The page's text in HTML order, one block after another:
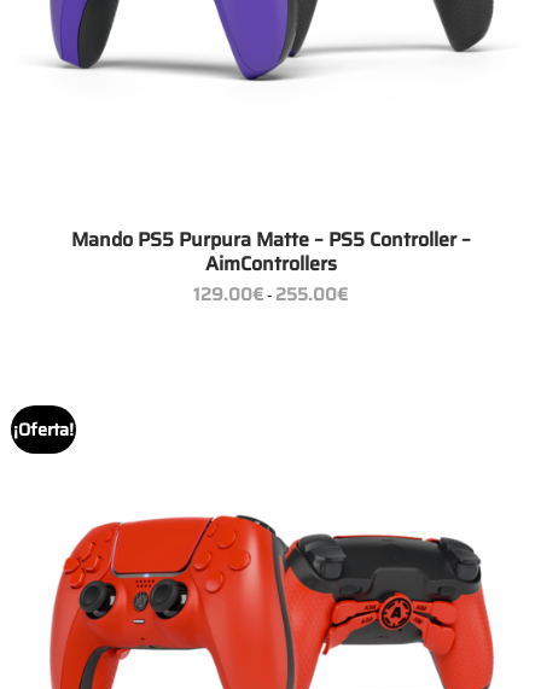
Mando PS5 Purpura Matte – PS5 Controller –
AimControllers
129.00€- 255.00€Rango
de
¡Oferta!